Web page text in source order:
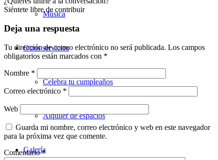
Música
Otros servicios
Celebra tu cumpleaños
Alquiler de espacios
Galería
Siéntete libre de contribuir
Deja una respuesta
Tu dirección de correo electrónico no será publicada. Los campos
obligatorios están marcados con *
Nombre *
Correo electrónico *
Web
Guarda mi nombre, correo electrónico y web en este navegador
para la próxima vez que comente.
Comentario*